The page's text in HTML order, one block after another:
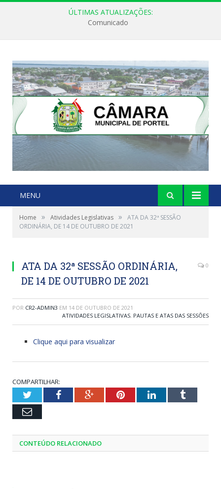
ÚLTIMAS ATUALIZAÇÕES:
Comunicado
MENU
Home » Atividades Legislativas »
ATA DA 32ª SESSÃO
ORDINÁRIA, DE 14 DE OUTUBRO DE 2021
ATA DA 32ª SESSÃO ORDINÁRIA,
DE 14 DE OUTUBRO DE 2021
0
POR CR2-ADMIN3 EM 14 DE OUTUBRO DE 2021
ATIVIDADES LEGISLATIVAS, PAUTAS E ATAS DAS SESSÕES
Clique aqui para visualizar
COMPARTILHAR:
TwitterFacebookGoogle+PinterestLinkedInTumblr
Email
CONTEÚDO RELACIONADO